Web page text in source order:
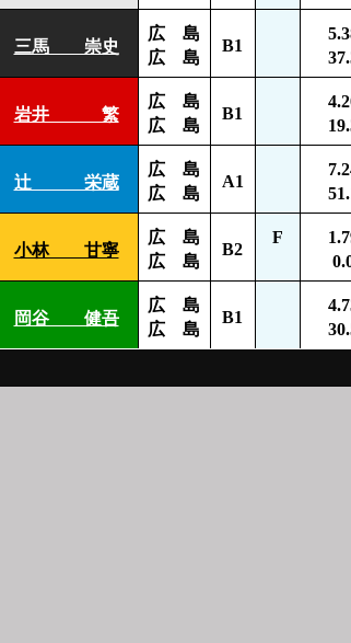
三馬 崇史
広 島
広 島
B1
岩井 繁
広 島
広 島
B1
辻 栄蔵
広 島
広 島
A1
小林 甘寧
広 島
広 島
B2
F
岡谷 健吾
広 島
広 島
B1